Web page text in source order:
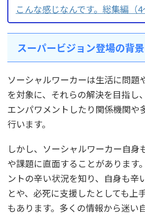
こんな感じなんです。総集編（4
スーパービジョン登場の背景
ソーシャルワーカーは生活に問題
を対象に、それらの解決を目指し
エンパワメントしたり関係機関や
行います。
しかし、ソーシャルワーカー自身
や課題に直面することがあります
ントの辛い状況を知り、自身も辛
とや、必死に支援したとしても上
もあります。多くの情報から迷い